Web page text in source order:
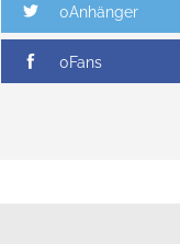
0Anhänger
0Fans